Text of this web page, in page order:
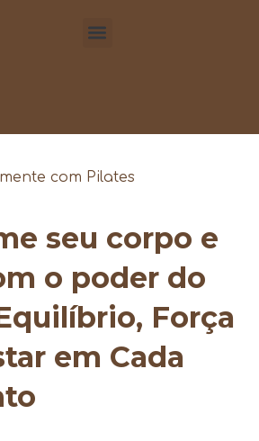
com Pilates
seu corpo e
o poder do
Força
em Cada